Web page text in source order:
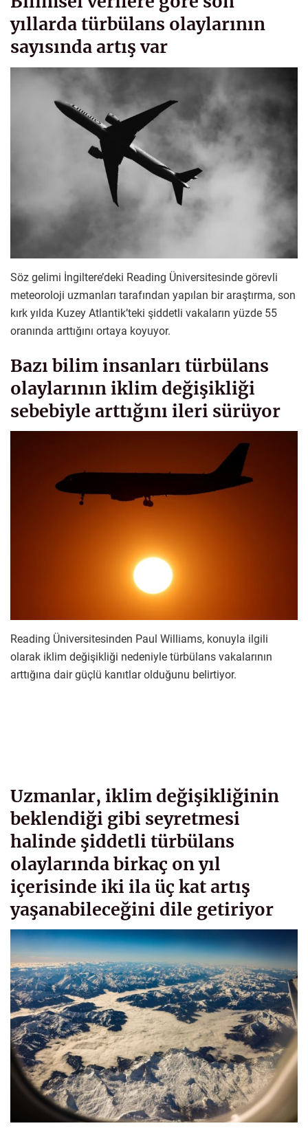
yıllarda türbülans olaylarının
sayısında artış var
Söz gelimi İngiltere’deki Reading Üniversitesinde görevli
meteoroloji uzmanları tarafından yapılan bir araştırma, son
kırk yılda Kuzey Atlantik’teki şiddetli vakaların yüzde 55
oranında arttığını ortaya koyuyor.
Bazı bilim insanları türbülans
olaylarının iklim değişikliği
sebebiyle arttığını ileri sürüyor
Reading Üniversitesinden Paul Williams, konuyla ilgili
olarak iklim değişikliği nedeniyle türbülans vakalarının
arttığına dair güçlü kanıtlar olduğunu belirtiyor.
Uzmanlar, iklim değişikliğinin
beklendiği gibi seyretmesi
halinde şiddetli türbülans
olaylarında birkaç on yıl
içerisinde iki ila üç kat artış
yaşanabileceğini dile getiriyor